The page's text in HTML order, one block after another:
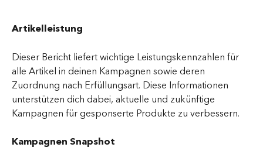
Artikelleistung
Dieser Bericht liefert wichtige Leistungskennzahlen für
alle Artikel in deinen Kampagnen sowie deren
Zuordnung nach Erfüllungsart. Diese Informationen
unterstützen dich dabei, aktuelle und zukünftige
Kampagnen für gesponserte Produkte zu verbessern.
Kampagnen Snapshot